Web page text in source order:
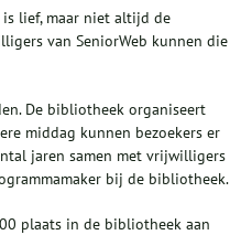
lief, maar niet altijd de
van SeniorWeb kunnen die
De bibliotheek organiseert
middag kunnen bezoekers er
jaren samen met vrijwilligers
bij de bibliotheek.
plaats in de bibliotheek aan